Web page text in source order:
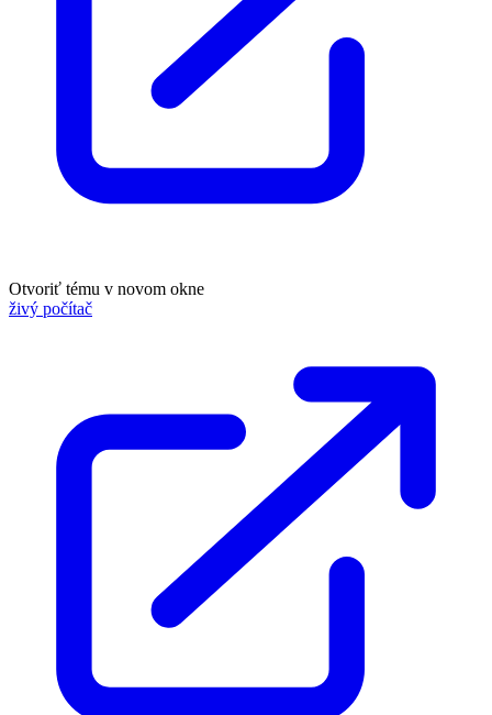
Otvoriť tému v novom okne
živý počítač